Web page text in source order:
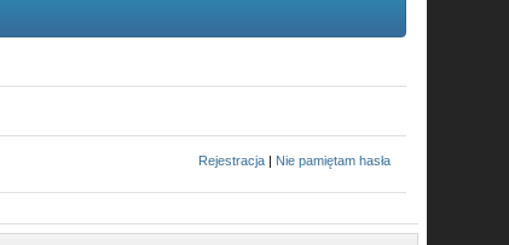
Rejestracja | Nie pamiętam hasła